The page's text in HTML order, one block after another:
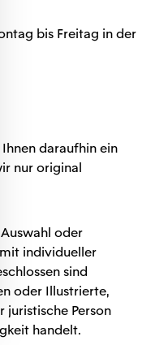
bis Freitag in der
Ihnen daraufhin ein
nur original
oder
individueller
sind
oder Illustrierte,
juristische Person
handelt.